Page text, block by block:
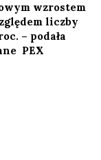
wzrostem
liczby
– podała
PEX